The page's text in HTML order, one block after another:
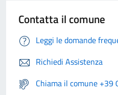
Contatta il comune
Leggi le domande
Richiedi Assistenza
Chiama il comune +39